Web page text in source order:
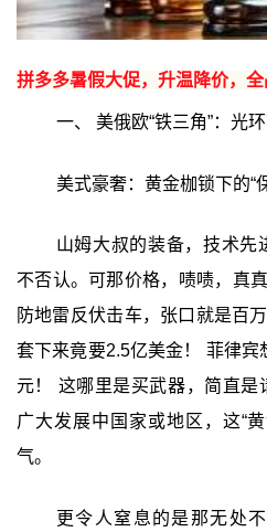
拼多多暑假大促，升温降价，
一、 美俄欧“铁三角”：光
美式豪奢：黄金枷锁下的“
山姆大叔的装备，技术先
不否认。可那价格，啧啧，真
防地雷反伏击车，张口就是百
套下来竟要2.5亿美金！ 菲律
元！ 这哪里是买武器，简直
广大发展中国家或地区，这“
气。
更令人窒息的是那无处